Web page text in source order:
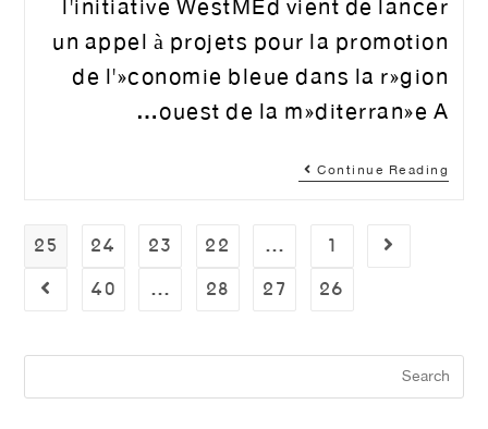
un appel à projets pour la promotion
de l'économie bleue dans la région
ouest de la méditerranée A…
Continue Reading
1
…
22
23
24
25
26
27
28
…
40